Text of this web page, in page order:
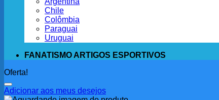
Chile
Colômbia
Paraguai
Uruguai
FANATISMO ARTIGOS ESPORTIVOS
Oferta!
Adicionar aos meus desejos